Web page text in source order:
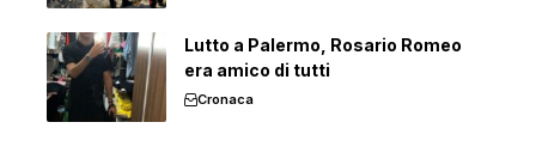
Lutto a Palermo, Rosario Romeo
era amico di tutti
Cronaca